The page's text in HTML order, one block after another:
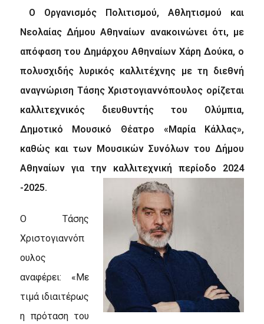
Ο Οργανισμός Πολιτισμού, Αθλητισμού και
Νεολαίας Δήμου Αθηναίων ανακοινώνει ότι, με
απόφαση του Δημάρχου Αθηναίων Χάρη Δούκα, ο
πολυσχιδής λυρικός καλλιτέχνης με τη διεθνή
αναγνώριση Τάσης Χριστογιαννόπουλος ορίζεται
καλλιτεχνικός διευθυντής του Ολύμπια,
Δημοτικό Μουσικό Θέατρο «Μαρία Κάλλας»,
καθώς και των Μουσικών Συνόλων του Δήμου
Αθηναίων για την καλλιτεχνική περίοδο 2024
-2025.
Ο Τάσης
Χριστογιαννόπ
ουλος
αναφέρει: «Με
τιμά ιδιαιτέρως
η πρόταση του